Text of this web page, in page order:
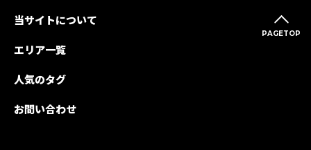
PAGETOP
当サイトについて
エリア一覧
人気のタグ
お問い合わせ